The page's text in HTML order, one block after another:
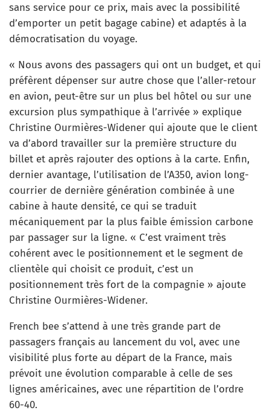
sans service pour ce prix, mais avec la possibilité
d’emporter un petit bagage cabine) et adaptés à la
démocratisation du voyage.
« Nous avons des passagers qui ont un budget, et qui
préfèrent dépenser sur autre chose que l’aller-retour
en avion, peut-être sur un plus bel hôtel ou sur une
excursion plus sympathique à l’arrivée » explique
Christine Ourmières-Widener qui ajoute que le client
va d’abord travailler sur la première structure du
billet et après rajouter des options à la carte. Enfin,
dernier avantage, l’utilisation de l’A350, avion long-
courrier de dernière génération combinée à une
cabine à haute densité, ce qui se traduit
mécaniquement par la plus faible émission carbone
par passager sur la ligne. « C’est vraiment très
cohérent avec le positionnement et le segment de
clientèle qui choisit ce produit, c’est un
positionnement très fort de la compagnie » ajoute
Christine Ourmières-Widener.
French bee s’attend à une très grande part de
passagers français au lancement du vol, avec une
visibilité plus forte au départ de la France, mais
prévoit une évolution comparable à celle de ses
lignes américaines, avec une répartition de l’ordre
60-40.